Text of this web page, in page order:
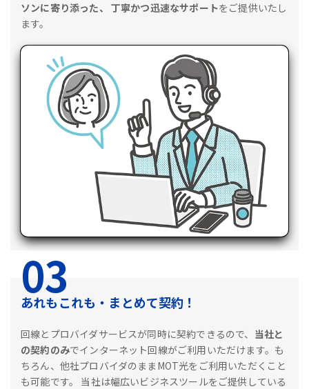
ソンに寄り添った、 丁寧かつ迅速なサポートをご提供いたし
ます。
03
あれもこれも・まとめて契約！
回線とプロバイダサービスが同時に契約できるので、 当社と
の契約のみでインターネット回線がご利用いただけます。も
ちろん、他社プロバイダのままMOT光をご利用いただくこと
も可能です。
当社は幅広いビジネスツールをご提供している